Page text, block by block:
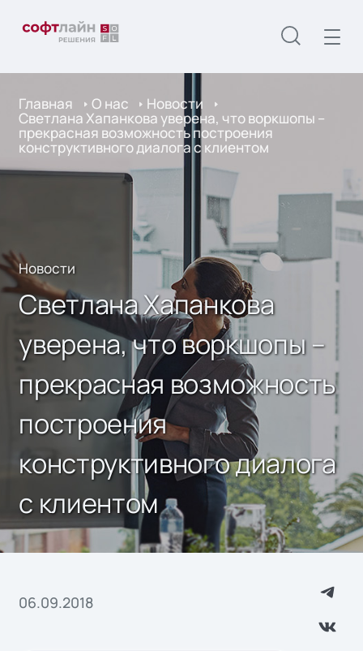
Главная О нас Новости
Светлана Хапанкова уверена, что воркшопы –
прекрасная возможность построения
конструктивного диалога с клиентом
Новости
Светлана Хапанкова
уверена, что воркшопы –
прекрасная возможность
построения
конструктивного диалога
с клиентом
06.09.2018